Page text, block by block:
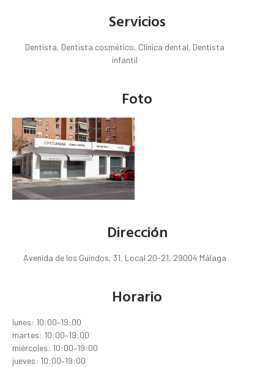
Servicios
Dentista, Dentista cosmético, Clínica dental, Dentista
infantil
Foto
Dirección
Avenida de los Guindos, 31, Local 20-21, 29004 Málaga
Horario
lunes: 10:00–19:00
martes: 10:00–19:00
miércoles: 10:00–19:00
jueves: 10:00–19:00